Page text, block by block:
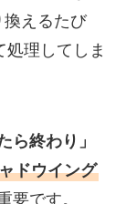
換えるたび
処理してしま
ら終わり」
ドウイング
要です。